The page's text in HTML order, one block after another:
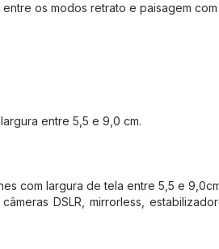
os modos retrato e paisagem
entre 5,5 e 9,0 cm.
com largura de tela entre 5,5 e
DSLR, mirrorless,